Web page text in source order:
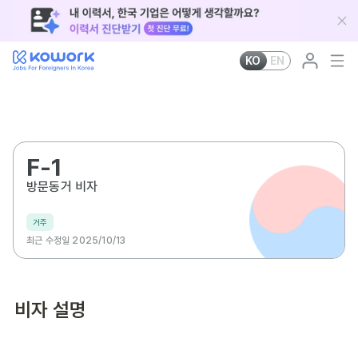
KO EN
F-1
방문동거 비자
거주
최근 수정일 2025/10/13
비자 설명